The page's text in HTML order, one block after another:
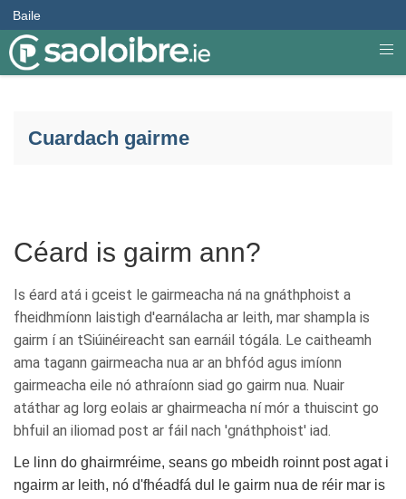
Baile
Cuardach gairme
Céard is gairm ann?
Is éard atá i gceist le gairmeacha ná na gnáthphoist a
fheidhmíonn laistigh d'earnálacha ar leith, mar shampla is
gairm í an tSiúinéireacht san earnáil tógála. Le caitheamh
ama tagann gairmeacha nua ar an bhfód agus imíonn
gairmeacha eile nó athraíonn siad go gairm nua. Nuair
atáthar ag lorg eolais ar ghairmeacha ní mór a thuiscint go
bhfuil an iliomad post ar fáil nach 'gnáthphoist' iad.
Le linn do ghairmréime, seans go mbeidh roinnt post agat i
ngairm ar leith, nó d'fhéadfá dul le gairm nua de réir mar is